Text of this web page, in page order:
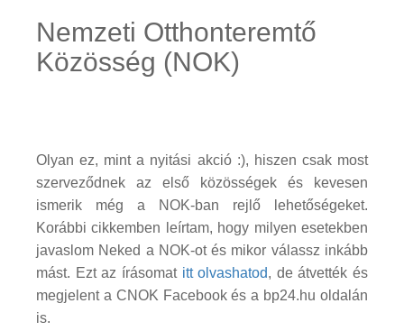
Nemzeti Otthonteremtő
Közösség (NOK)
Olyan ez, mint a nyitási akció :), hiszen csak most
szerveződnek az első közösségek és kevesen
ismerik még a NOK-ban rejlő lehetőségeket.
Korábbi cikkemben leírtam, hogy milyen esetekben
javaslom Neked a NOK-ot és mikor válassz inkább
mást. Ezt az írásomat itt olvashatod, de átvették és
megjelent a CNOK Facebook és a bp24.hu oldalán
is.